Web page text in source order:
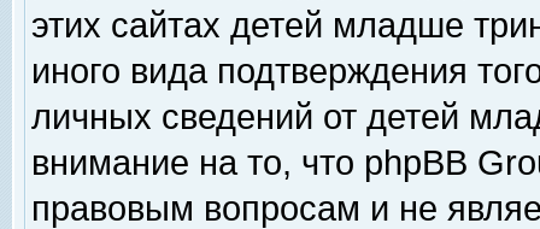
этих сайтах детей младше
иного вида подтверждения
личных сведений от детей
внимание на то, что phpBB
правовым вопросам и не